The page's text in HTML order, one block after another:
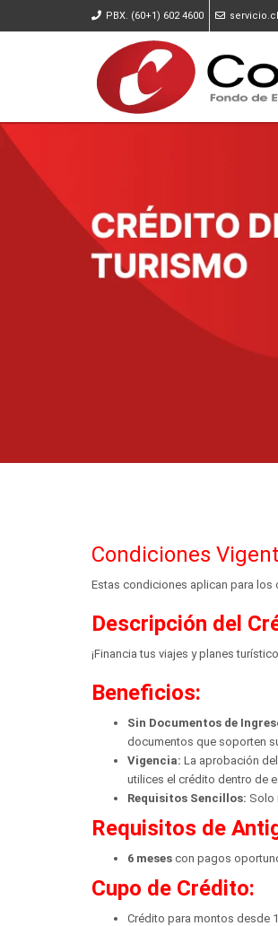
PBX. (60+1) 602 4600
Condiciones
Estas condiciones aplican para
Descripción del
¡Financia tus viajes y planes
Beneficios:
Sin Documentos de
documentos que soporten
Vigencia: La aprobación
utilices el crédito dentro de
Requisitos Sencillos: Solo
Requisitos de
6 meses con pagos
Cupo de Crédito:
Crédito para montos desde